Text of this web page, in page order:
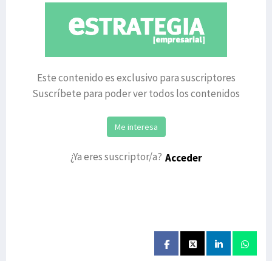
Este contenido es exclusivo para suscriptores
Suscríbete para poder ver todos los contenidos
Me interesa
¿Ya eres suscriptor/a? Acceder